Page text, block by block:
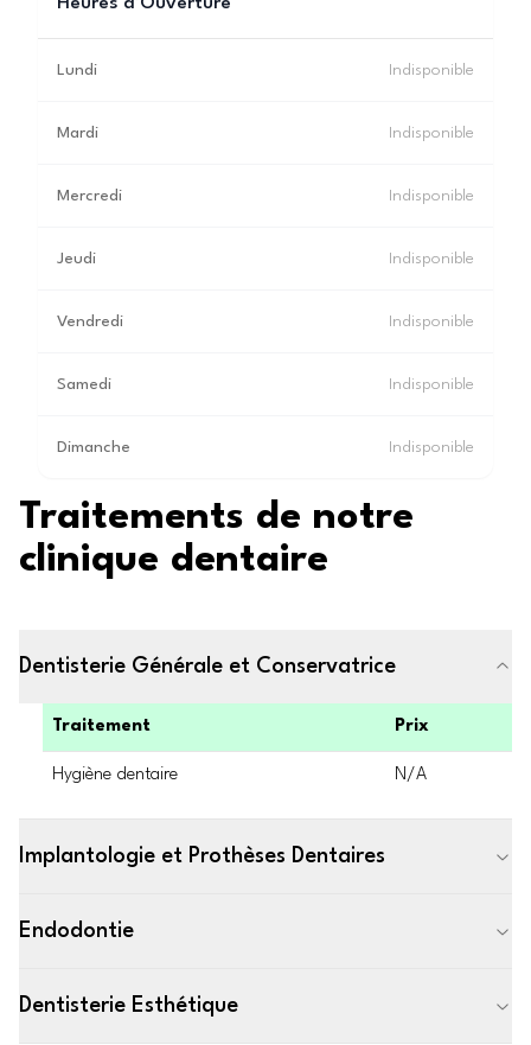
Lundi Indisponible
Mardi Indisponible
Mercredi Indisponible
Jeudi Indisponible
Vendredi Indisponible
Samedi Indisponible
Dimanche Indisponible
Traitements de notre
clinique dentaire
Dentisterie Générale et Conservatrice
Traitement Prix
Hygiène dentaire N/A
Implantologie et Prothèses Dentaires
Endodontie
Dentisterie Esthétique